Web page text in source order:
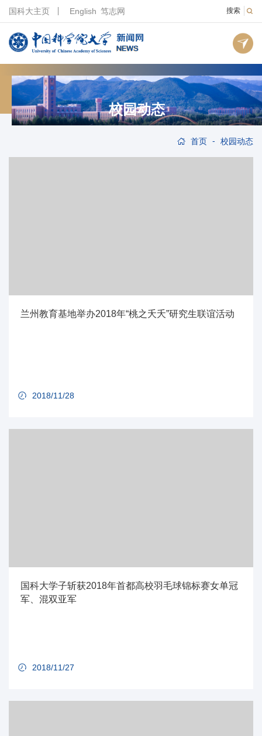
搜索
国科大主页 English 笃志网
校园动态
首页 - 校园动态
兰州教育基地举办2018年“桃之夭夭”研究生联谊活动
2018/11/28
国科大学子斩获2018年首都高校羽毛球锦标赛女单冠
军、混双亚军
2018/11/27